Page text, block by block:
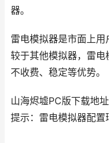
器。
雷电模拟器是市面上
较于其他模拟器，雷
不收费、稳定等优势。
山海烬墟PC版下载地
提示：雷电模拟器配置